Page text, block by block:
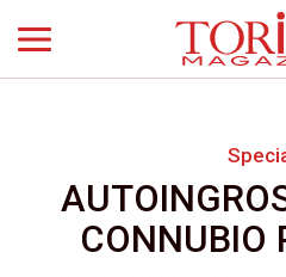
CONNUBIO